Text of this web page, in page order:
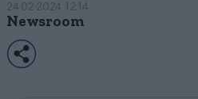
24·02·2024 12:14
Newsroom